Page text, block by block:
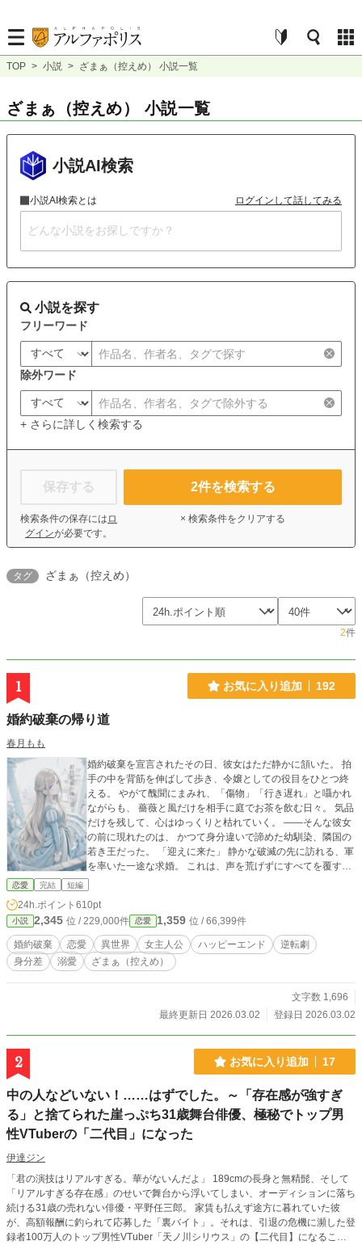
TOP > 小説 > ざまぁ（控えめ） 小説一覧
ざまぁ（控えめ） 小説一覧
小説AI検索
小説AI検索とは ログインして話してみる
小説を探す
フリーワード
除外ワード
+ さらに詳しく検索する
保存する
検索条件の保存には ロ
グインが必要です。
2件を検索する
× 検索条件をクリアする
タグ ざまぁ（控えめ）
2件
1 お気に入り追加 192
婚約破棄の帰り道
春月もも
婚約破棄を宣言されたその日、彼女はただ静かに頷いた。 拍
手の中を背筋を伸ばして歩き、令嬢としての役目をひとつ終
える。 やがて醜聞にまみれ、「傷物」「行き遅れ」と囁かれ
ながらも、 薔薇と風だけを相手に庭でお茶を飲む日々。 気品
だけを残して、心はゆっくりと枯れていく。 ――そんな彼女
の前に現れたのは、 かつて身分違いで諦めた幼馴染、隣国の
若き王だった。 「迎えに来た」 静かな破滅の先に訪れる、軍
を率いた一途な求婚。 これは、声を荒げずにすべてを覆す、
上品な逆転劇。
恋愛 完結 短編
24h.ポイント 610pt
小説 2,345 位 / 229,000件 恋愛 1,359 位 / 66,399件
婚約破棄 恋愛 異世界 女主人公 ハッピーエンド
逆転劇
身分差
溺愛 ざまぁ（控えめ）
文字数 1,696
最終更新日 2026.03.02
登録日 2026.03.02
2 お気に入り追加 17
中の人などいない！……はずでした。～「存在感が強すぎ
る」と捨てられた崖っぷち31歳舞台俳優、極秘でトップ男
性VTuberの「二代目」になった
伊達ジン
「君の演技はリアルすぎる。華がないんだよ」 189cmの長身と無精髭、そして
「リアルすぎる存在感」のせいで舞台から浮いてしまい、オーディションに落ち
続ける31歳の売れない俳優・平野任三郎。 家賃も払えず途方に暮れていた彼
が、高額報酬に釣られて応募した「裏バイト」。それは、引退の危機に瀕した登
録者100万人のトップ男性VTuber「天ノ川シリウス」の【二代目】になること